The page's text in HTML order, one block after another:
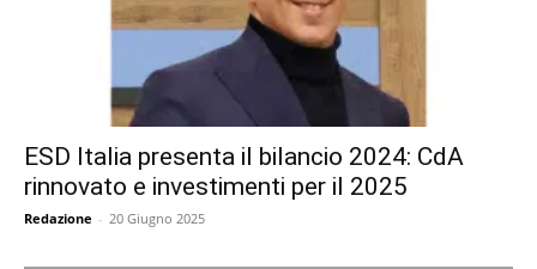
ESD Italia presenta il bilancio 2024: CdA
rinnovato e investimenti per il 2025
Redazione - 20 Giugno 2025